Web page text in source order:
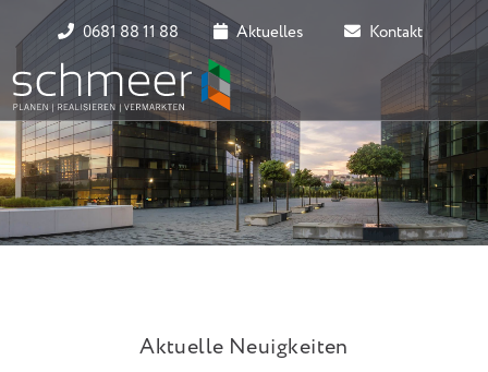
0681 88 11 88 Aktuelles Kontakt
Aktuelle Neuigkeiten